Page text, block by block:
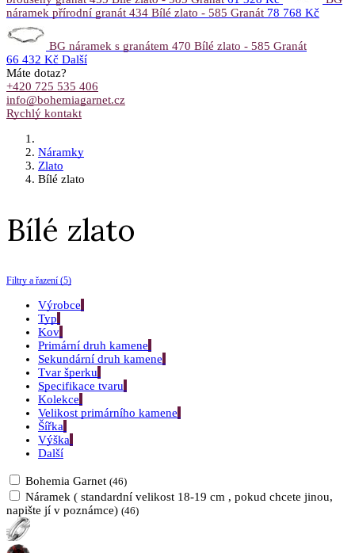
náramek přírodní granát 434 Bílé zlato - 585 Granát 78 768 Kč
BG náramek s granátem 470 Bílé zlato - 585 Granát
66 432 Kč Další
Máte dotaz?
+420 725 535 406
info@bohemiagarnet.cz
Rychlý kontakt
Náramky
Zlato
Bílé zlato
Bílé zlato
Filtry a řazení (5)
Výrobce
Typ
Kov
Primární druh kamene
Sekundární druh kamene
Tvar šperku
Specifikace tvaru
Kolekce
Velikost primárního kamene
Šířka
Výška
Další
Bohemia Garnet (46)
Náramek ( standardní velikost 18-19 cm , pokud chcete jinou,
napište jí v poznámce) (46)